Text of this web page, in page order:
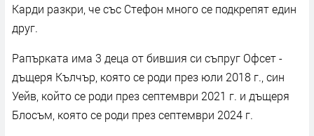
Карди разкри, че със Стефон много се подкрепят един
друг.
Рапърката има 3 деца от бившия си съпруг Офсет -
дъщеря Кълчър, която се роди през юли 2018 г., син
Уейв, който се роди през септември 2021 г. и дъщеря
Блосъм, която се роди през септември 2024 г.